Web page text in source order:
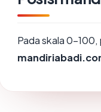
Pada skala 0-